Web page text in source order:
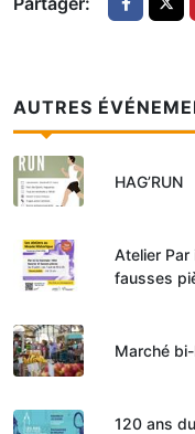
AUTRES
HAG’RUN
Atelier Par
fausses
Marché
120 ans